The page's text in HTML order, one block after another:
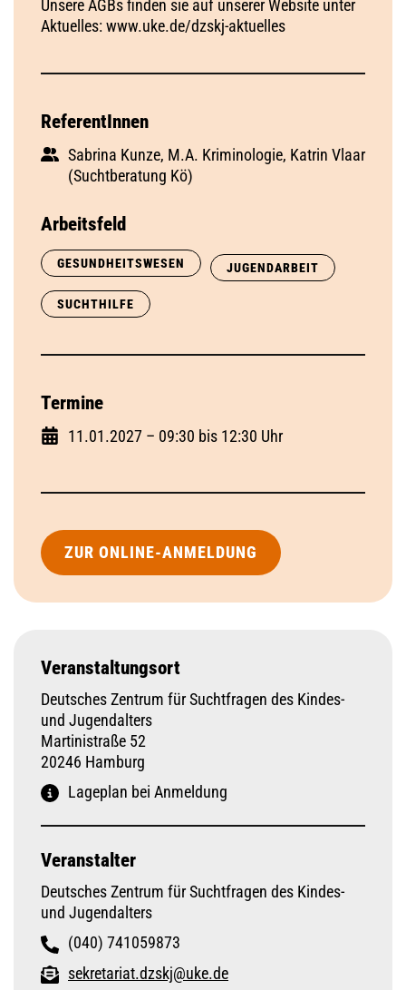
Unsere AGBs finden sie auf unserer Website unter
Aktuelles: www.uke.de/dzskj-aktuelles
ReferentInnen
Sabrina Kunze, M.A. Kriminologie, Katrin Vlaar
(Suchtberatung Kö)
Arbeitsfeld
GESUNDHEITSWESEN JUGENDARBEIT
SUCHTHILFE
Termine
11.01.2027 – 09:30 bis 12:30 Uhr
ZUR ONLINE-ANMELDUNG
Veranstaltungsort
Deutsches Zentrum für Suchtfragen des Kindes-
und Jugendalters
Martinistraße 52
20246 Hamburg
Lageplan bei Anmeldung
Veranstalter
Deutsches Zentrum für Suchtfragen des Kindes-
und Jugendalters
(040) 741059873
sekretariat.dzskj@uke.de